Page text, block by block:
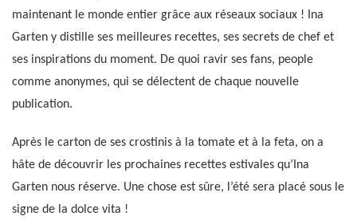
maintenant le monde entier grâce aux réseaux sociaux ! Ina
Garten y distille ses meilleures recettes, ses secrets de chef et
ses inspirations du moment. De quoi ravir ses fans, people
comme anonymes, qui se délectent de chaque nouvelle
publication.
Après le carton de ses crostinis à la tomate et à la feta, on a
hâte de découvrir les prochaines recettes estivales qu’Ina
Garten nous réserve. Une chose est sûre, l’été sera placé sous le
signe de la dolce vita !